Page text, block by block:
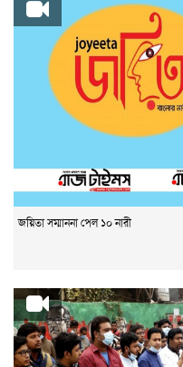
জয়িতা সম্মাননা পেল ১০ নারী